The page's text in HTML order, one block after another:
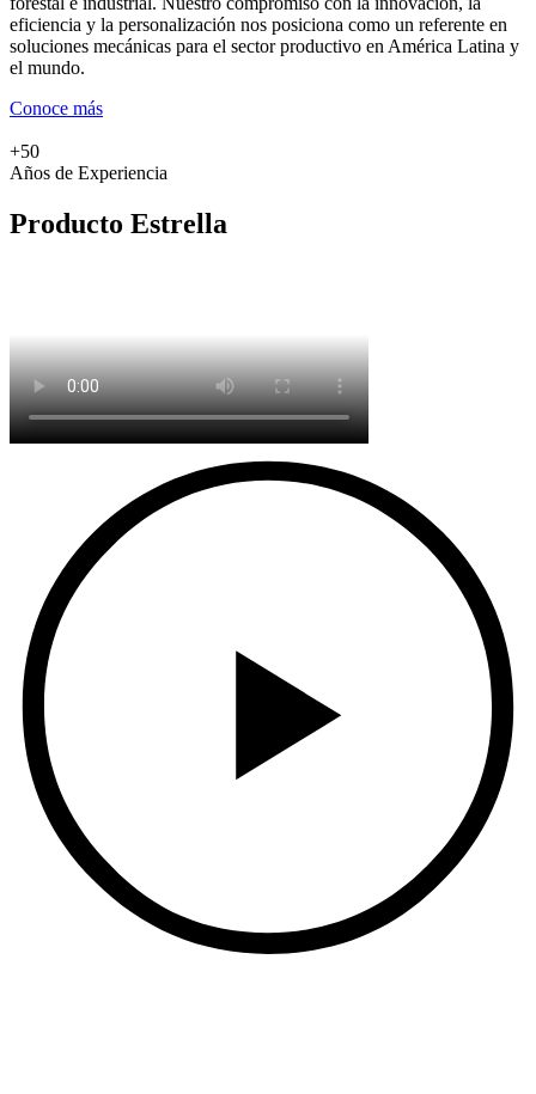
eficiencia y la personalización nos posiciona como un referente en
soluciones mecánicas para el sector productivo en América Latina y
el mundo.
Conoce más
+50
Años de Experiencia
Producto Estrella